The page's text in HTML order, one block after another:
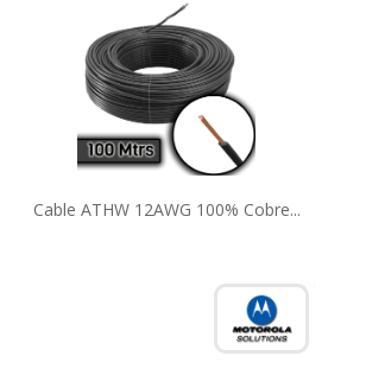
Cable ATHW 12AWG 100% Cobre...